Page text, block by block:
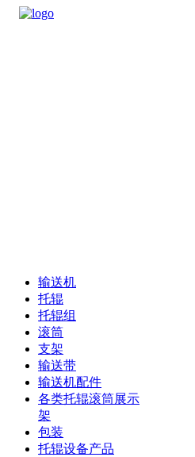
输送机
托辊
托辊组
滚筒
支架
输送带
输送机配件
各类托辊滚筒展示
架
包装
托辊设备产品